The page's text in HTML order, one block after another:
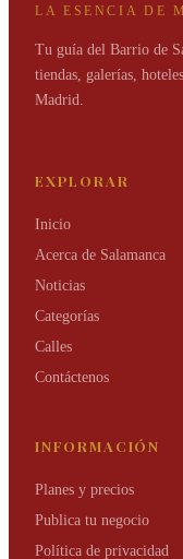
LA ESENCIA DE
Tu guía del Barrio de
tiendas, galerías,
Madrid.
EXPLORAR
Inicio
Acerca de Salamanca
Noticias
Categorías
Calles
Contáctenos
INFORMACIÓN
Planes y precios
Publica tu negocio
Política de privacidad